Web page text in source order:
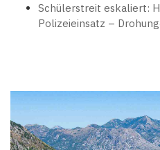
Schülerstreit eskaliert:
Polizeieinsatz –